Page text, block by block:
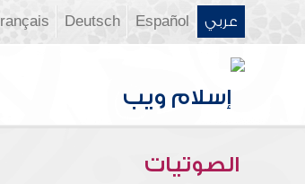
عربي Español
Deutsch
الصوتيات